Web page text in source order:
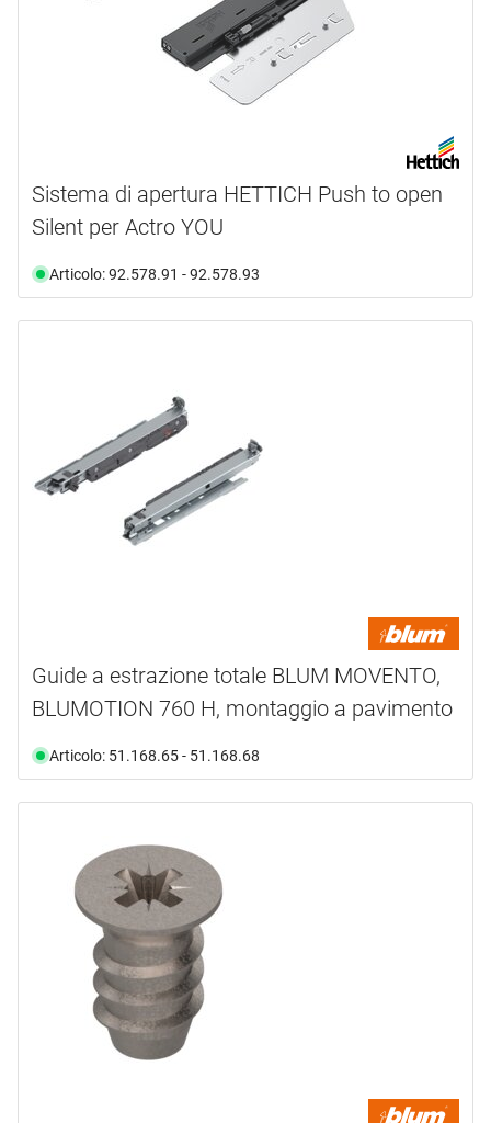
Sistema di apertura HETTICH Push to open
Silent per Actro YOU
Articolo: 92.578.91 - 92.578.93
Guide a estrazione totale BLUM MOVENTO,
BLUMOTION 760 H, montaggio a pavimento
Articolo: 51.168.65 - 51.168.68